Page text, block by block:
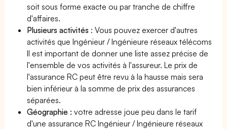
soit sous forme exacte ou par tranche de chiffre
d'affaires.
Plusieurs activités : Vous pouvez exercer d'autres
activités que Ingénieur / Ingénieure réseaux télécoms
Il est important de donner une liste assez précise de
l'ensemble de vos activités à l'assureur. Le prix de
l'assurance RC peut être revu à la hausse mais sera
bien inférieur à la somme de prix des assurances
séparées.
Géographie :votre adresse joue peu dans le tarif
d'une assurance RC Ingénieur / Ingénieure réseaux